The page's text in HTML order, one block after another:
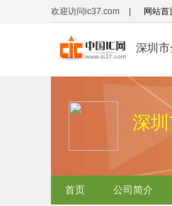
欢迎访问ic37.com 网站首
深圳市
深
首页 公司简介